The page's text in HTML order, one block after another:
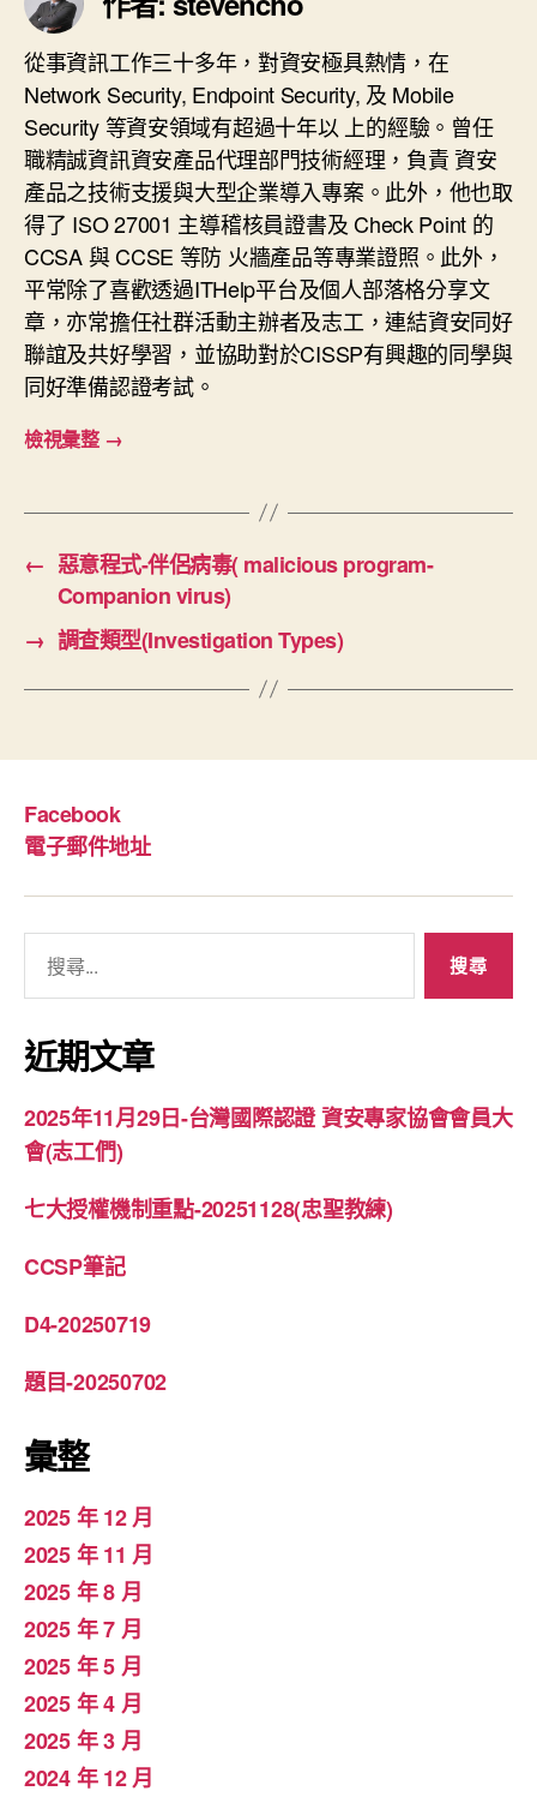
從事資訊工作三十多年，對資安極具熱情，在
Network Security, Endpoint Security, 及 Mobile
Security 等資安領域有超過十年以 上的經驗。曾任
職精誠資訊資安產品代理部門技術經理，負責 資安
產品之技術支援與大型企業導入專案。此外，他也取
得了 ISO 27001 主導稽核員證書及 Check Point 的
CCSA 與 CCSE 等防 火牆產品等專業證照。此外，
平常除了喜歡透過ITHelp平台及個人部落格分享文
章，亦常擔任社群活動主辦者及志工，連結資安同好
聯誼及共好學習，並協助對於CISSP有興趣的同學與
同好準備認證考試。
檢視彙整 →
← 惡意程式-伴侶病毒( malicious program-
Companion virus)
→ 調查類型(Investigation Types)
Facebook
電子郵件地址
關
鍵
字:
近期文章
2025年11月29日-台灣國際認證 資安專家協會會員大
會(志工們)
七大授權機制重點-20251128(忠聖教練)
CCSP筆記
D4-20250719
題目-20250702
彙整
2025 年 12 月
2025 年 11 月
2025 年 8 月
2025 年 7 月
2025 年 5 月
2025 年 4 月
2025 年 3 月
2024 年 12 月